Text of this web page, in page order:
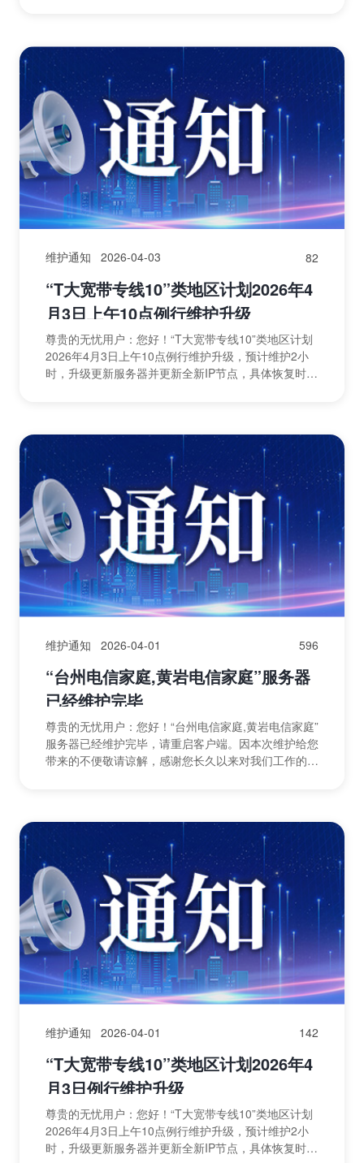
维护通知 2026-04-03 82
“T大宽带专线10”类地区计划2026年4
月3日上午10点例行维护升级
尊贵的无忧用户：您好！“T大宽带专线10”类地区计划
2026年4月3日上午10点例行维护升级，预计维护2小
时，升级更新服务器并更新全新IP节点，具体恢复时间
维护通知 2026-04-01 596
“台州电信家庭,黄岩电信家庭”服务器
已经维护完毕
尊贵的无忧用户：您好！“台州电信家庭,黄岩电信家庭”
服务器已经维护完毕，请重启客户端。因本次维护给您
带来的不便敬请谅解，感谢您长久以来对我们工作的理
维护通知 2026-04-01 142
“T大宽带专线10”类地区计划2026年4
月3日例行维护升级
尊贵的无忧用户：您好！“T大宽带专线10”类地区计划
2026年4月3日上午10点例行维护升级，预计维护2小
时，升级更新服务器并更新全新IP节点，具体恢复时间